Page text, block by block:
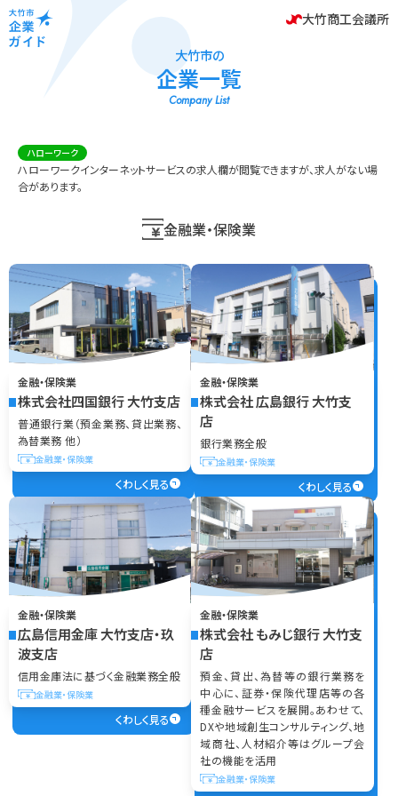
大竹商工会議所
大竹市の
企業一覧
Company List
ハローワーク
ハローワークインターネットサービスの求人欄が閲覧できますが、求人がない場
合があります。
金融業・保険業
金融・保険業
株式会社四国銀行 大竹支店
普通銀行業（預金業務、貸出業務、
為替業務 他）
金融業・保険業
くわしく見る
金融・保険業
株式会社 広島銀行 大竹支
店
銀行業務全般
金融業・保険業
くわしく見る
金融・保険業
広島信用金庫 大竹支店・玖
波支店
信用金庫法に基づく金融業務全般
金融業・保険業
くわしく見る
金融・保険業
株式会社 もみじ銀行 大竹支
店
預金、貸出、為替等の銀行業務を
中心に、証券・保険代理店等の各
種金融サービスを展開。あわせて、
DXや地域創生コンサルティング、地
域商社、人材紹介等はグループ会
社の機能を活用
金融業・保険業